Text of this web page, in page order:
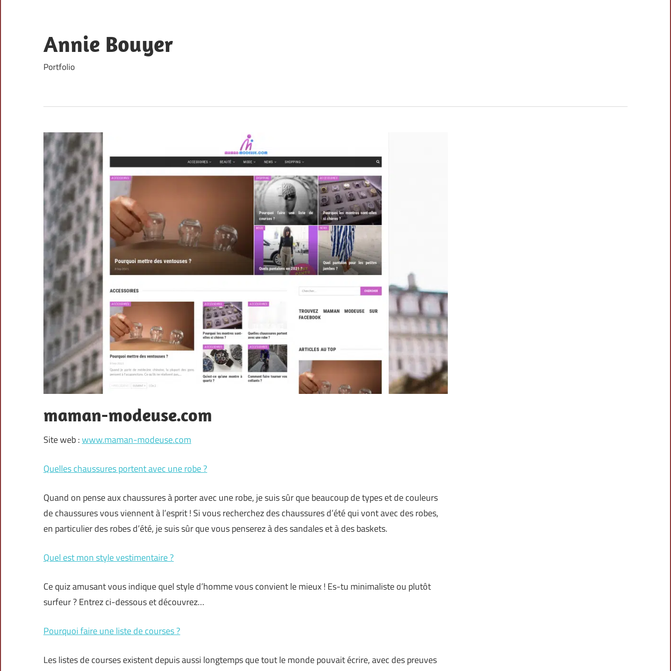
content
Annie Bouyer
Portfolio
maman-modeuse.com
Site web :www.maman-modeuse.com
Quelles chaussures portent avec une robe ?
Quand on pense aux chaussures à porter avec une robe, je suis sûr que beaucoup de types et de couleurs
de chaussures vous viennent à l’esprit ! Si vous recherchez des chaussures d’été qui vont avec des robes,
en particulier des robes d’été, je suis sûr que vous penserez à des sandales et à des baskets.
Quel est mon style vestimentaire ?
Ce quiz amusant vous indique quel style d’homme vous convient le mieux ! Es-tu minimaliste ou plutôt
surfeur ? Entrez ci-dessous et découvrez…
Pourquoi faire une liste de courses ?
Les listes de courses existent depuis aussi longtemps que tout le monde pouvait écrire, avec des preuves